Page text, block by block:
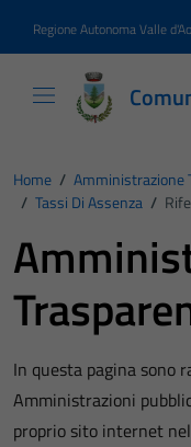
Regione Autonoma Valle
Home / Amministrazione
/ Tassi Di Assenza /
In questa pagina sono
Amministrazioni
proprio sito internet